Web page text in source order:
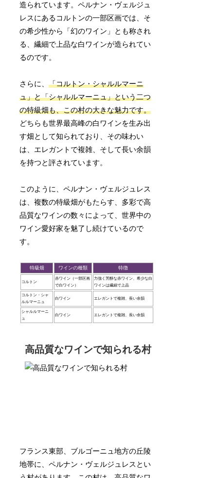
造られています。ペルナン・ヴェルジュ
レスにあるコルトンの一部区画では、そ
の希少性から「幻のワイン」とも称され
る、繊細で上品な白ワインが造られてい
るのです。
さらに、「コルトン・シャルルマーニ
ュ」と「シャルルマーニュ」という二つ
の特級畑も、この村の大きな魅力です。
どちらも世界最高峰の白ワインを生み出
す畑として知られており、その味わい
は、エレガントで複雑、そして長い余韻
を持つと評されています。
このように、ペルナン・ヴェルジュレス
は、複数の特級畑がもたらす、多彩で高
品質なワインの数々によって、世界中の
ワイン愛好家を魅了し続けているので
す。
特級畑 ワインの種類 特徴
コルトン
赤ワイン（一部区画
で白ワイン）
力強く芳醇な赤ワイン、希少な白
ワインは繊細で上品
コルトン・シャ
ルルマーニュ
白ワイン エレガントで複雑、長い余韻
シャルルマーニ
ュ
白ワイン エレガントで複雑、長い余韻
高品質なワインで知られる村
フランス東部、ブルゴーニュ地方の丘陵
地帯に、ペルナン・ヴェルジュレスとい